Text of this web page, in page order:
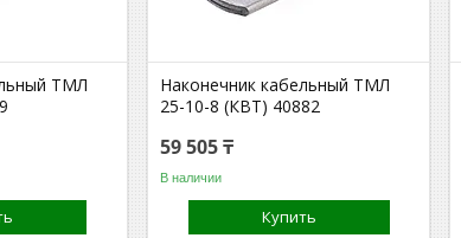
ТМЛ
Наконечник кабельный ТМЛ
25-10-8 (КВТ) 40882
59 505 ₸
В наличии
Купить